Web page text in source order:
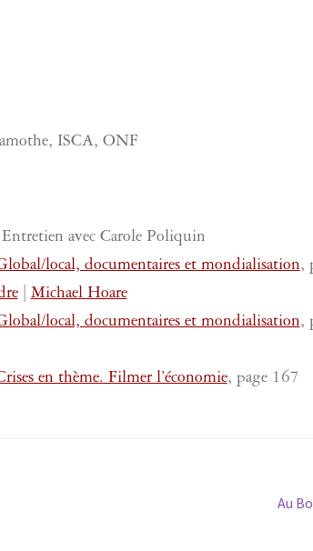
ISCA, ONF
avec Carole Poliquin
local, documentaires et mondialisation,
|Michael Hoare
local, documentaires et mondialisation,
en thème. Filmer l’économie, page 167
Au